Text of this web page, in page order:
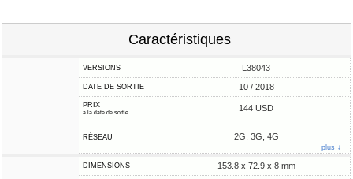
Caractéristiques
VERSIONS L38043
DATE DE SORTIE 10 / 2018
PRIX
à la date de sortie 144 USD
RÉSEAU 2G, 3G, 4G
plus ↓
DIMENSIONS 153.8 x 72.9 x 8 mm